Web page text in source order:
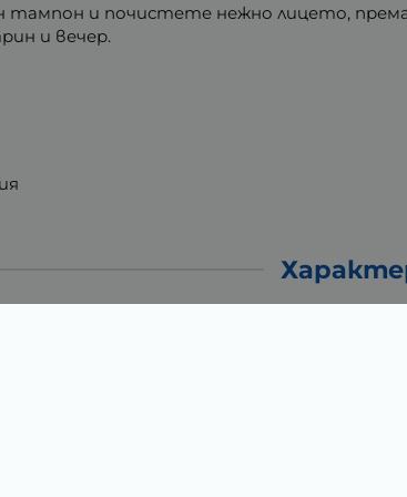
тампон и почистете нежно лицето,
и вечер.